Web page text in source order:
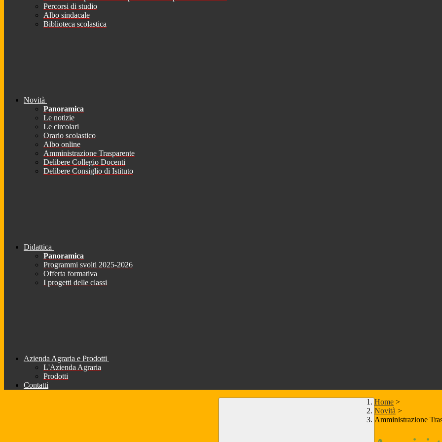
Percorsi di studio
Albo sindacale
Biblioteca scolastica
Novità
Panoramica
Le notizie
Le circolari
Orario scolastico
Albo online
Amministrazione Trasparente
Delibere Collegio Docenti
Delibere Consiglio di Istituto
Didattica
Panoramica
Programmi svolti 2025-2026
Offerta formativa
I progetti delle classi
Azienda Agraria e Prodotti
L'Azienda Agraria
Prodotti
Contatti
Home >
Novità >
Amministrazione